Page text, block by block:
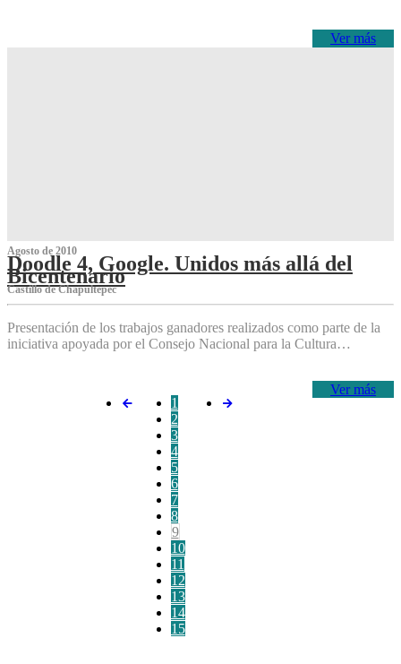
Ver más
Agosto de 2010
Doodle 4, Google. Unidos más allá del
Bicentenario
Castillo de Chapultepec
Presentación de los trabajos ganadores realizados como parte de la
iniciativa apoyada por el Consejo Nacional para la Cultura…
Ver más
1
2
3
4
5
6
7
8
9
10
11
12
13
14
15